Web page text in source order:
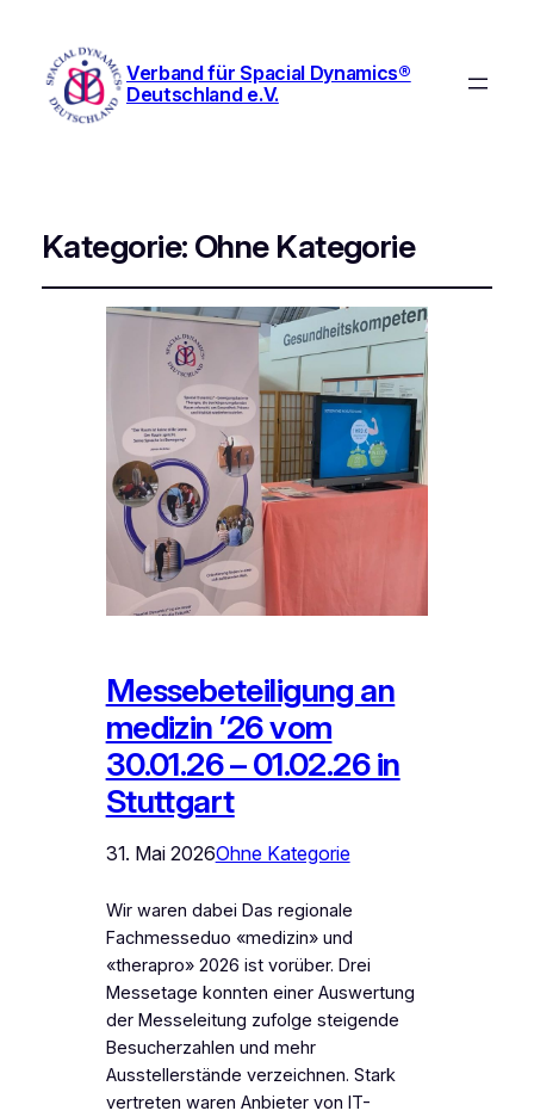
Verband für Spacial Dynamics®
Deutschland e.V.
Kategorie: Ohne Kategorie
Messebeteiligung an
medizin ’26 vom
30.01.26 – 01.02.26 in
Stuttgart
31. Mai 2026Ohne Kategorie
Wir waren dabei Das regionale
Fachmesseduo «medizin» und
«therapro» 2026 ist vorüber. Drei
Messetage konnten einer Auswertung
der Messeleitung zufolge steigende
Besucherzahlen und mehr
Ausstellerstände verzeichnen. Stark
vertreten waren Anbieter von IT-